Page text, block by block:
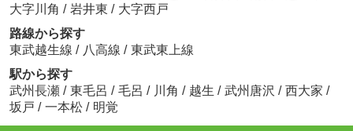
大字川角 / 岩井東 / 大字西戸
路線から探す
東武越生線 / 八高線 / 東武東上線
駅から探す
武州長瀬 / 東毛呂 / 毛呂 / 川角 / 越生 / 武州唐沢 / 西大家 /
坂戸 / 一本松 / 明覚